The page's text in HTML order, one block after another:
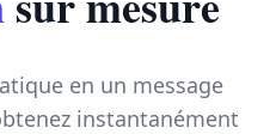
en un message
instantanément